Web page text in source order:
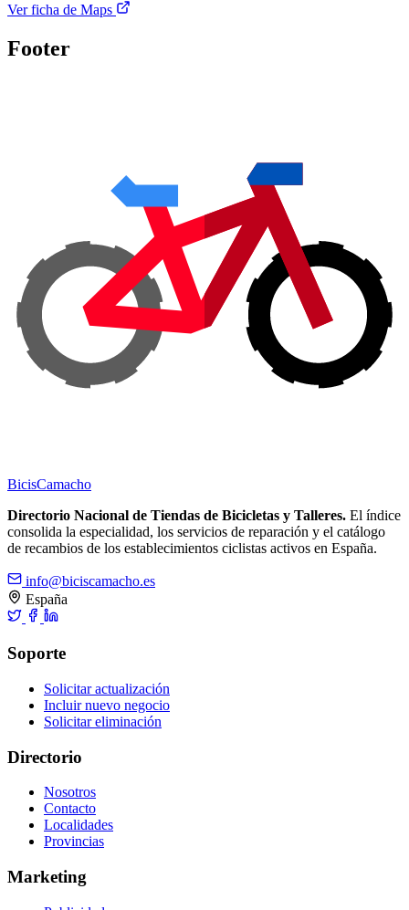
Ver ficha de Maps
Footer
BicisCamacho
Directorio Nacional de Tiendas de Bicicletas y Talleres. El índice
consolida la especialidad, los servicios de reparación y el catálogo
de recambios de los establecimientos ciclistas activos en España.
info@biciscamacho.es
España
Soporte
Solicitar actualización
Incluir nuevo negocio
Solicitar eliminación
Directorio
Nosotros
Contacto
Localidades
Provincias
Marketing